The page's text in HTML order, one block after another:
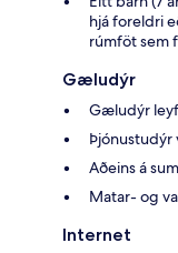
hjá foreldri
rúmföt sem
Gæludýr
Gæludýr
Þjónustudýr
Aðeins á
Matar- og
Internet